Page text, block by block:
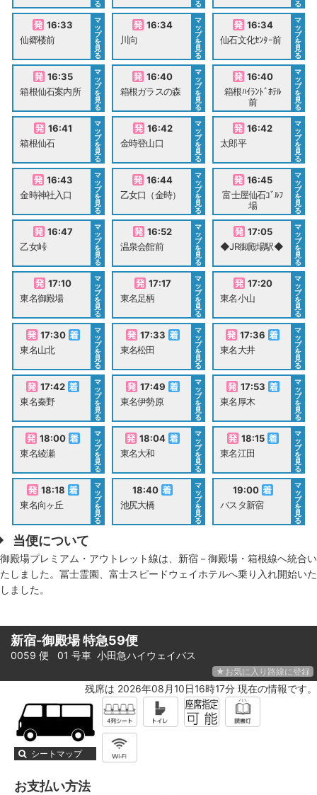
る
る
る
16:33
仙郷楼前
マ
ッ
プ
を
見
る
16:34
川向
マ
ッ
プ
を
見
る
16:34
仙石文化ｾﾝﾀｰ前
マ
ッ
プ
を
見
る
16:35
箱根仙石案内所
マ
ッ
プ
を
見
る
16:40
箱根ガラスの森
マ
ッ
プ
を
見
る
16:40
箱根ﾊｲﾗﾝﾄﾞﾎﾃﾙ
前
マ
ッ
プ
を
見
る
16:41
箱根仙石
マ
ッ
プ
を
見
る
16:42
金時登山口
マ
ッ
プ
を
見
る
16:42
太郎平
マ
ッ
プ
を
見
る
16:43
金時神社入口
マ
ッ
プ
を
見
る
16:44
乙女口（金時）
マ
ッ
プ
を
見
る
16:45
富士屋仙石ｺﾞﾙﾌ
場
マ
ッ
プ
を
見
る
16:47
乙女峠
マ
ッ
プ
を
見
る
16:52
温泉会館前
マ
ッ
プ
を
見
る
17:05
◆JR御殿場駅◆
マ
ッ
プ
を
見
る
17:10
東名御殿場
マ
ッ
プ
を
見
る
17:17
東名足柄
マ
ッ
プ
を
見
る
17:20
東名小山
マ
ッ
プ
を
見
る
17:30
東名山北
マ
ッ
プ
を
見
る
17:33
東名松田
マ
ッ
プ
を
見
る
17:36
東名大井
マ
ッ
プ
を
見
る
17:42
東名秦野
マ
ッ
プ
を
見
る
17:49
東名伊勢原
マ
ッ
プ
を
見
る
17:53
東名厚木
マ
ッ
プ
を
見
る
18:00
東名綾瀬
マ
ッ
プ
を
見
る
18:04
東名大和
マ
ッ
プ
を
見
る
18:15
東名江田
マ
ッ
プ
を
見
る
18:18
東名向ヶ丘
マ
ッ
プ
を
見
る
18:40
池尻大橋
マ
ッ
プ
を
見
る
19:00
バスタ新宿
マ
ッ
プ
を
見
る
当便について
御殿場プレミアム・アウトレット線は、新宿－御殿場・箱根線へ統合い
たしました。冨士霊園、富士スピードウェイホテルへ乗り入れ開始いた
しました。
新宿-御殿場 特急59便
0059 便 01 号車 小田急ハイウェイバス
★お気に入り路線に登録
残席は 2026年08月10日16時17分 現在の情報です。
シートマップ
お支払い方法